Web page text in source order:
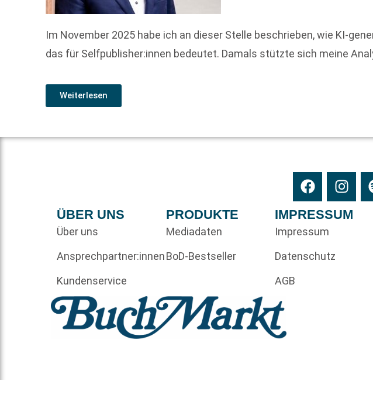
Im November 2025 habe ich an dieser Stelle beschrieben, wie KI-
das für Selfpublisher:innen bedeutet. Damals stützte sich meine
Weiterlesen
ÜBER UNS
Über uns
Ansprechpartner:innen
Kundenservice
PRODUKTE
Mediadaten
BoD-Bestseller
IMPRESSUM
Impressum
Datenschutz
AGB